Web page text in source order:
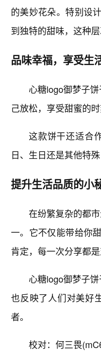
的美妙花朵。特别设
到独特的甜味，这种
品味幸福，享受生
心糖logo御梦子
己放松，享受甜蜜的
这款饼干还适合
日、生日还是其他特
提升生活品质的小
在纷繁复杂的都
一。它不仅能带给你
肯定，每一次分享都
心糖logo御梦子
也反映了人们对美好
者。
校对：何三畏